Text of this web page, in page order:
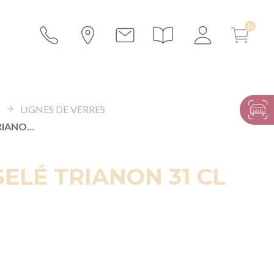
LIGNES DE VERRES
VERRE CISELÉ TRIANON 31 CL
TRIANON 31 CL